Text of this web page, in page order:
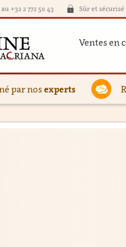
+32 2 772 50 43 Sûr et sécurisé
Ventes en
par nos experts